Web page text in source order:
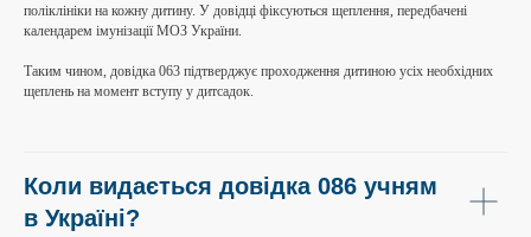
поліклініки на кожну дитину. У довідці фіксуються щеплення, передбачені
календарем імунізації МОЗ України.
Таким чином, довідка 063 підтверджує проходження дитиною усіх необхідних
щеплень на момент вступу у дитсадок.
Коли видається довідка 086 учням
в Україні?